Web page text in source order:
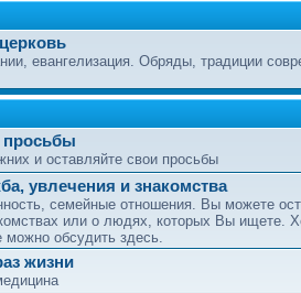
евангелизация. Обряды, традиции
и оставляйте свои просьбы
увлечения и знакомства
семейные отношения. Вы можете
или о людях, которых Вы ищете.
можно обсудить здесь.
жизни